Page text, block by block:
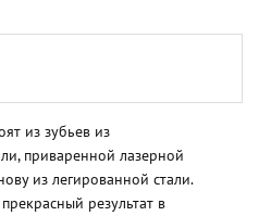
из зубьев из
приваренной лазерной
из легированной стали.
результат в